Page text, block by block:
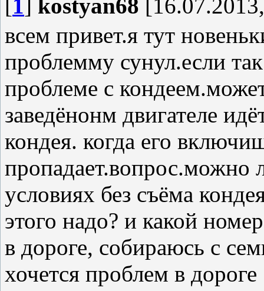
[1] kostyan68
всем привет.я тут
проблемму сунул.если
проблеме с
заведёнонм двигателе
кондея. когда его
пропадает.вопрос.можно
условиях без съёма
этого надо? и какой
в дороге, собираюсь с
хочется проблем в дороге